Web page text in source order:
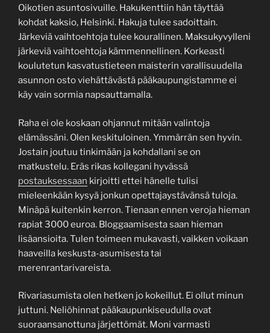
Oikotien asuntosivuille. Hakukenttiin hän täyttää
kohdat kaksio, Helsinki. Hakuja tulee sadoittain.
Järkeviä vaihtoehtoja tulee kourallinen. Maksukyvylleni
järkeviä vaihtoehtoja kämmennellinen. Korkeasti
koulutetun kasvatustieteen maisterin varallisuudella
asunnon osto viehättävästä pääkaupungistamme ei
käy vain sormia napsauttamalla.
Raha ei ole koskaan ohjannut mitään valintoja
elämässäni. Olen keskituloinen. Ymmärrän sen hyvin.
Jostain joutuu tinkimään ja kohdallani se on
matkustelu. Eräs rikas kollegani hyvässä
postauksessaan kirjoitti ettei hänelle tulisi
mieleenkään kysyä jonkun opettajaystävänsä tuloja.
Minäpä kuitenkin kerron. Tienaan ennen veroja hieman
rapiat 3000 euroa. Bloggaamisesta saan hieman
lisäansioita. Tulen toimeen mukavasti, vaikken voikaan
haaveilla keskusta-asumisesta tai
merenrantarivareista.
Rivariasumista olen hetken jo kokeillut. Ei ollut minun
juttuni. Neliöhinnat pääkaupunkiseudulla ovat
suoraansanottuna järjettömät. Moni varmasti